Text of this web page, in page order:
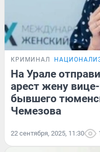
КРИМИНАЛ
На Урале
арест жену
бывшего
Чемезова
22 сентября, 2025, 11:30